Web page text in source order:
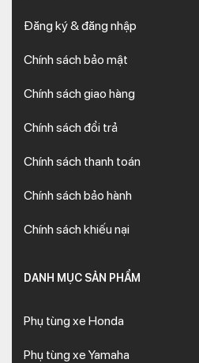
Đăng ký & đăng nhập
Chính sách bảo mật
Chính sách giao hàng
Chính sách đổi trả
Chính sách thanh toán
Chính sách bảo hành
Chính sách khiếu nại
DANH MỤC SẢN PHẨM
Phụ tùng xe Honda
Phụ tùng xe Yamaha